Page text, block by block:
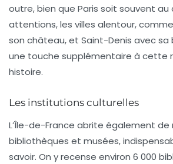
outre, bien que Paris soit souvent au
attentions, les villes alentour, comme
son château, et Saint-Denis avec sa
une touche supplémentaire à cette
histoire.
Les institutions culturelles
L’Île-de-France abrite également de
bibliothèques et musées,
savoir. On y recense environ 6 000